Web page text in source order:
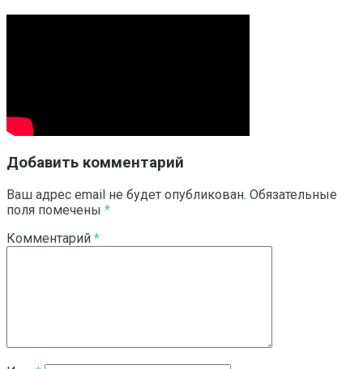
Добавить комментарий
Ваш адрес email не будет опубликован. Обязательные
поля помечены *
Комментарий *